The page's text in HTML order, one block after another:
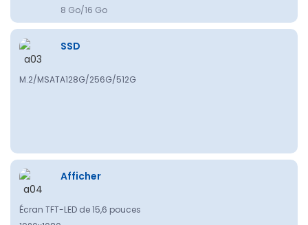
8 Go/16 Go
SSD
M.2/MSATA128G/256G/512G
Afficher
Écran TFT-LED de 15,6 pouces